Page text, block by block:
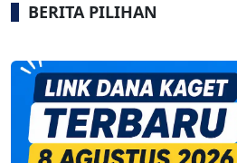
BERITA PILIHAN